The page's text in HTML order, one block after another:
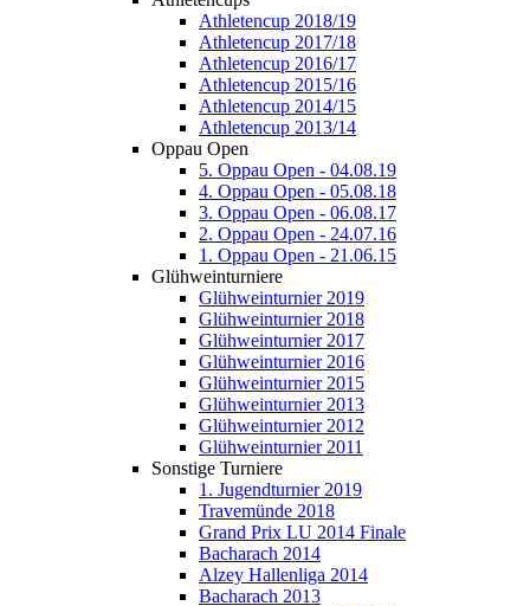
Athletencup 2018/19
Athletencup 2017/18
Athletencup 2016/17
Athletencup 2015/16
Athletencup 2014/15
Athletencup 2013/14
Oppau Open
5. Oppau Open - 04.08.19
4. Oppau Open - 05.08.18
3. Oppau Open - 06.08.17
2. Oppau Open - 24.07.16
1. Oppau Open - 21.06.15
Glühweinturniere
Glühweinturnier 2019
Glühweinturnier 2018
Glühweinturnier 2017
Glühweinturnier 2016
Glühweinturnier 2015
Glühweinturnier 2013
Glühweinturnier 2012
Glühweinturnier 2011
Sonstige Turniere
1. Jugendturnier 2019
Travemünde 2018
Grand Prix LU 2014 Finale
Bacharach 2014
Alzey Hallenliga 2014
Bacharach 2013